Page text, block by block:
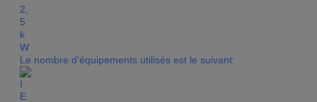
Le nombre d'équipements utilisés est le suivant: